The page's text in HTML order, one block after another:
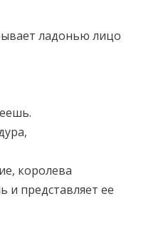
ладонью лицо
королева
и представляет ее